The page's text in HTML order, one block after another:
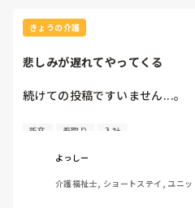
きょうの介護
悲しみが遅れてやってくる
続けての投稿ですいません...。
昨日の夜勤でお看取りしたご利
たり、声も出しにくいのに一
新卒 看取り 入社
よっしー
介護福祉士, ショートステイ, ユニ